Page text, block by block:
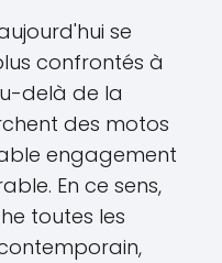
se
confrontés à
delà de la
des motos
engagement
En ce sens,
toutes les